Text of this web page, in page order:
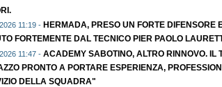
11:19 - HERMADA, PRESO UN FORTE DIFENSORE
FORTEMENTE DAL TECNICO PIER PAOLO
11:47 - ACADEMY SABOTINO, ALTRO RINNOVO. IL
PRONTO A PORTARE ESPERIENZA,
DELLA SQUADRA"